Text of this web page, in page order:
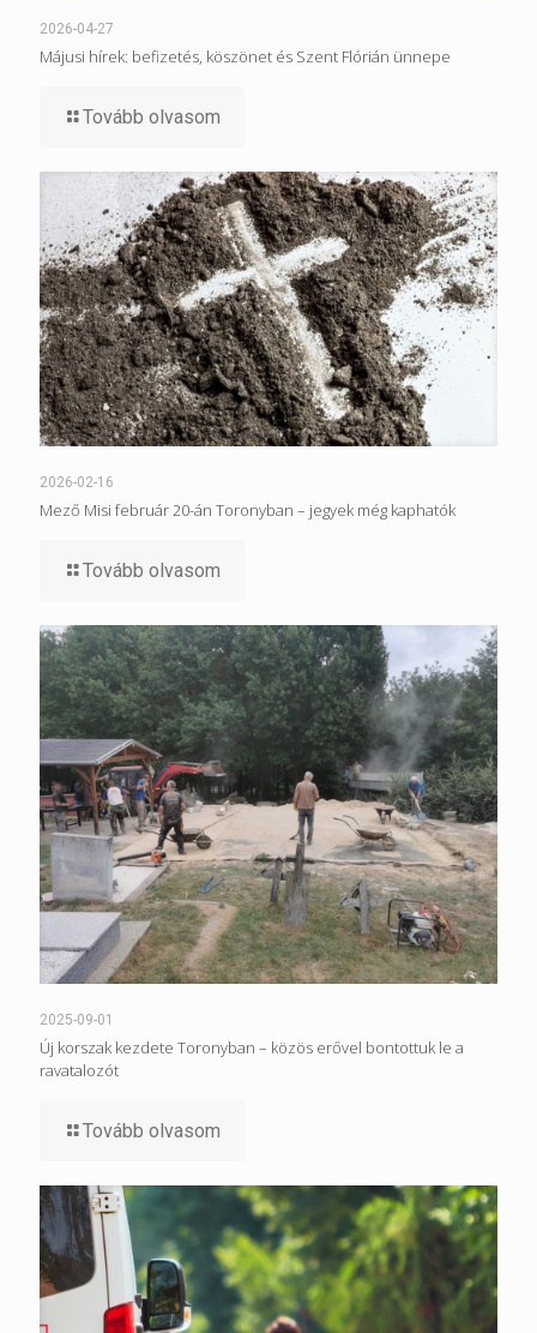
2026-04-27
Májusi hírek: befizetés, köszönet és Szent Flórián ünnepe
Tovább olvasom
2026-02-16
Mező Misi február 20-án Toronyban – jegyek még kaphatók
Tovább olvasom
2025-09-01
Új korszak kezdete Toronyban – közös erővel bontottuk le a
ravatalozót
Tovább olvasom